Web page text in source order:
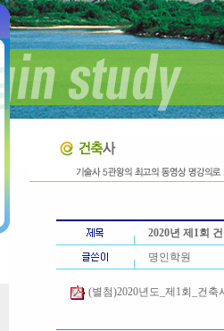
2020년 제1회
명인학원
(별첨)2020년도_제1회_건